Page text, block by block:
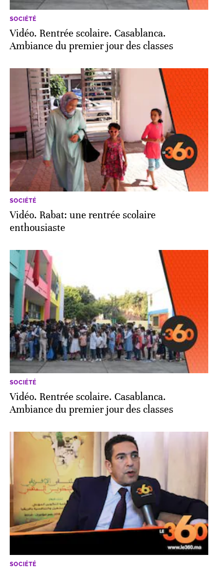
SOCIÉTÉ
Vidéo. Rentrée scolaire. Casablanca.
Ambiance du premier jour des classes
SOCIÉTÉ
Vidéo. Rabat: une rentrée scolaire
enthousiaste
SOCIÉTÉ
Vidéo. Rentrée scolaire. Casablanca.
Ambiance du premier jour des classes
SOCIÉTÉ